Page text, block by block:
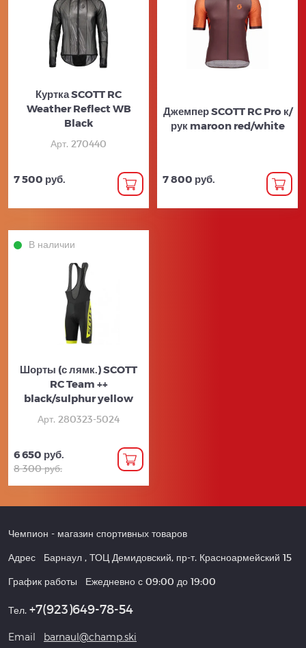
Куртка SCOTT RC
Weather Reflect WB
Black
Арт. 270440
7 500 руб.
Джемпер SCOTT RC Pro к/
рук maroon red/white
7 800 руб.
В наличии
Шорты (с лямк.) SCOTT
RC Team ++
black/sulphur yellow
Арт. 280323-5024
6 650 руб.
8 300 руб.
Чемпион - магазин спортивных товаров
Адрес Барнаул , ТОЦ Демидовский, пр-т. Красноармейский 15
График работы Ежедневно с 09:00 до 19:00
Тел. +7(923)649-78-54
Email barnaul@champ.ski